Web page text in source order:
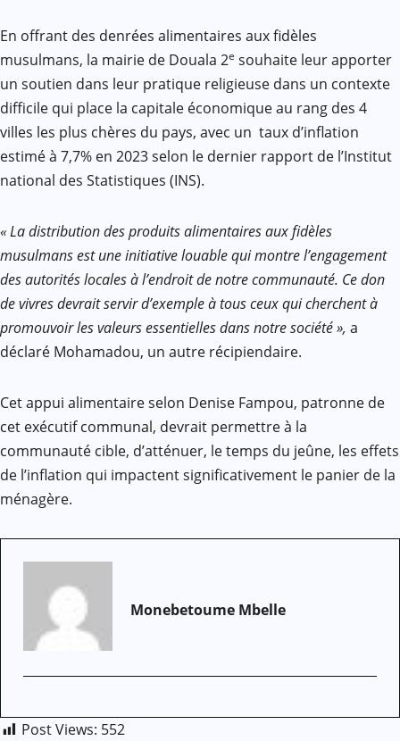
En offrant des denrées alimentaires aux fidèles
musulmans, la mairie de Douala 2e souhaite leur apporter
un soutien dans leur pratique religieuse dans un contexte
difficile qui place la capitale économique au rang des 4
villes les plus chères du pays, avec un taux d’inflation
estimé à 7,7% en 2023 selon le dernier rapport de l’Institut
national des Statistiques (INS).
« La distribution des produits alimentaires aux fidèles
musulmans est une initiative louable qui montre l’engagement
des autorités locales à l’endroit de notre communauté. Ce don
de vivres devrait servir d’exemple à tous ceux qui cherchent à
promouvoir les valeurs essentielles dans notre société », a
déclaré Mohamadou, un autre récipiendaire.
Cet appui alimentaire selon Denise Fampou, patronne de
cet exécutif communal, devrait permettre à la
communauté cible, d’atténuer, le temps du jeûne, les effets
de l’inflation qui impactent significativement le panier de la
ménagère.
Monebetoume Mbelle
Post Views: 552